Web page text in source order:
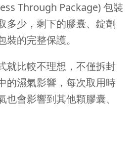
Through Package) 包裝
多少，剩下的膠囊、錠劑
的完整保護。
就比較不理想，不僅拆封
的濕氣影響，每次取用時
也會影響到其他顆膠囊、